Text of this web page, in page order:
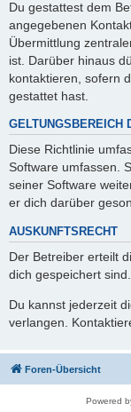
Du gestattest dem
angegebenen
Übermittlung
ist. Darüber hinaus
kontaktieren, sofern
gestattet hast.
GELTUNGSBEREICH
Diese Richtlinie
Software umfassen.
seiner Software
er dich darüber
AUSKUNFTSRECHT
Der Betreiber erteilt
dich gespeichert sind.
Du kannst jederzeit
verlangen.
Foren-Übersicht
Powered